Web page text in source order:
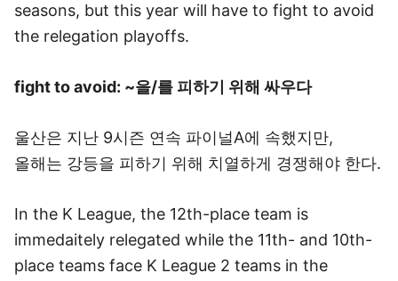
seasons, but this year will have to fight to avoid
the relegation playoffs.
fight to avoid: ~을/를 피하기 위해 싸우다
울산은 지난 9시즌 연속 파이널A에 속했지만,
올해는 강등을 피하기 위해 치열하게 경쟁해야 한다.
In the K League, the 12th-place team is
immedaitely relegated while the 11th- and 10th-
place teams face K League 2 teams in the